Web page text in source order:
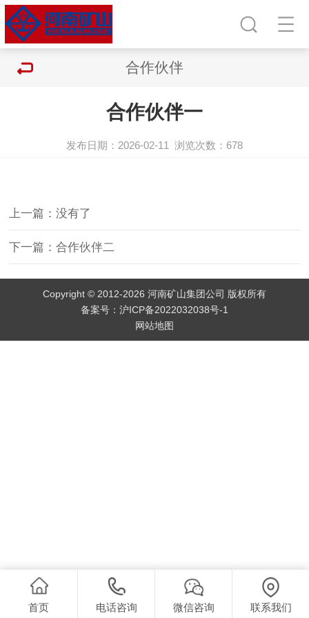
合作伙伴
合作伙伴一
发布日期：2026-02-11 浏览次数： 678
上一篇：没有了
下一篇：合作伙伴二
Copyright © 2012-2026 河南矿山集团公司 版权所有
备案号： 沪ICP备2022032038号-1
网站地图
首页 电话咨询 微信咨询 联系我们